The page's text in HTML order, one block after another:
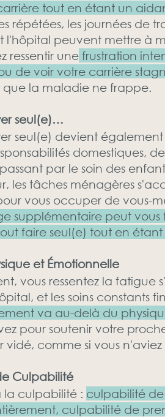
tout en étant un
répétées, les journées de
l'hôpital peuvent mettre à
ressentir une frustration
de voir votre carrière
que la maladie ne frappe.
seul(e)…
seul(e) devient
domestiques,
par le soin des
les tâches ménagères
vous occuper de vous-
supplémentaire peut vous
faire seul(e) tout en
et Émotionnelle
vous ressentez la fatigue
et les soins constants
va au-delà du
pour soutenir votre
vidé, comme si vous
Culpabilité
la culpabilité : culpabilité de
culpabilité de